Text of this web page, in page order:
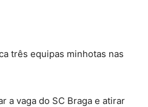
três equipas minhotas nas
a vaga do SC Braga e atirar